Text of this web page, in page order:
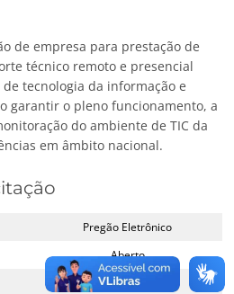
de empresa para prestação de
técnico remoto e presencial
tecnologia da informação e
garantir o pleno funcionamento, a
do ambiente de TIC da
em âmbito nacional.
Pregão Eletrônico
Aberto
22/12/2023 09:00